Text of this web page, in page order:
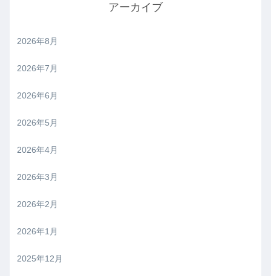
アーカイブ
2026年8月
2026年7月
2026年6月
2026年5月
2026年4月
2026年3月
2026年2月
2026年1月
2025年12月